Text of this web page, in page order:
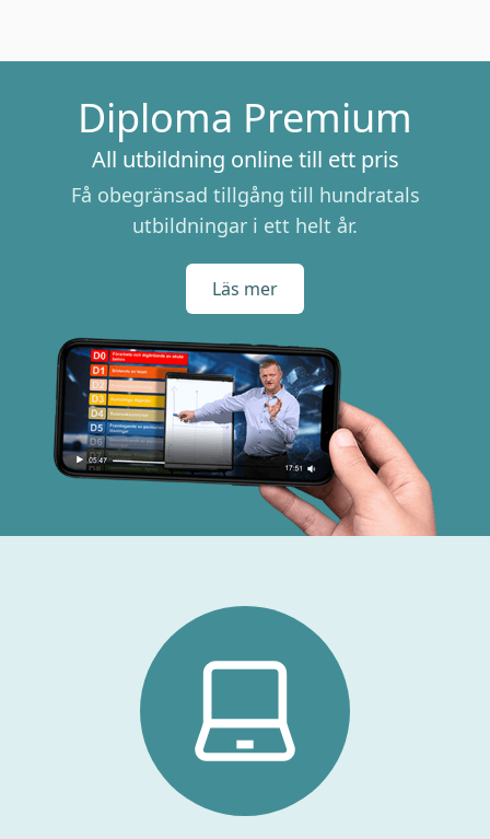
Diploma Premium
All utbildning online till ett pris
Få obegränsad tillgång till hundratals
utbildningar i ett helt år.
Läs mer